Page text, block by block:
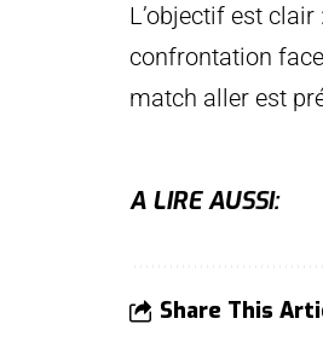
L’objectif est
confrontation
match aller est
A LIRE AUSSI:
Share This